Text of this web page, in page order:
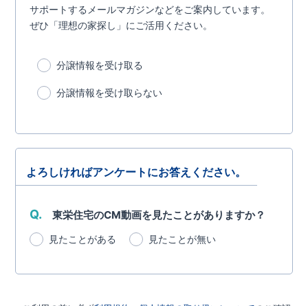
サポートするメールマガジンなどをご案内しています。
ぜひ「理想の家探し」にご活用ください。
分譲情報を受け取る
分譲情報を受け取らない
よろしければアンケートにお答えください。
Q. 東栄住宅のCM動画を見たことがありますか？
見たことがある 見たことが無い